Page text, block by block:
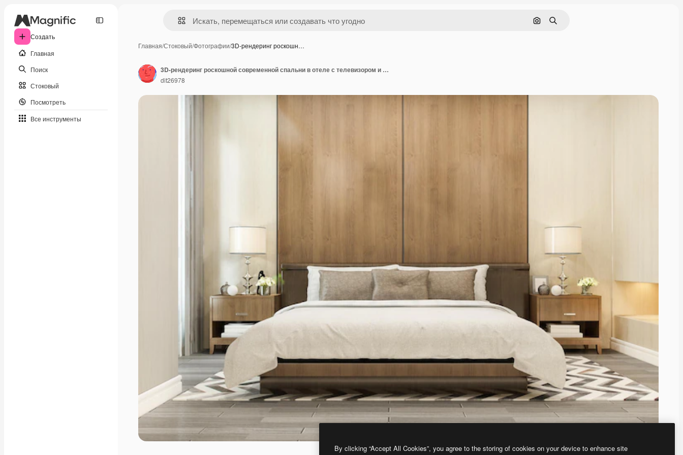
Создать
Главная
Поиск
Стоковый
Посмотреть
Все инструменты
Поиск по изображению
Поиск
Главная/Стоковый/Фотографии/3D-рендеринг роскошн…
3D-рендеринг роскошной современной спальни в отеле с телевизором и шкафом
dit26978
By clicking “Accept All Cookies”, you agree to the storing of cookies on your device to enhance site